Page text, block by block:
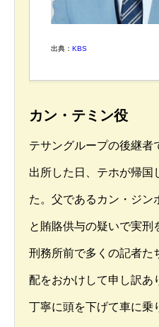
出典： KBS
カン・テミン役
テサングループの後継者
出所した日、テホが帰国
た。父であるカン・ジン
と賄賂供与の疑いで実刑
刑務所前で多くの記者た
配をおかけして申し訳あ
丁寧に頭を下げて車に乗